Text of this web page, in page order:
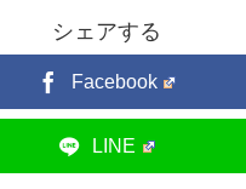
シェアする
Facebook
LINE